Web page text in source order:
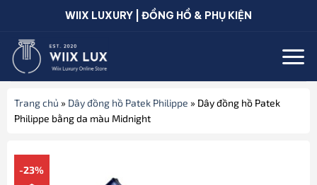
dung
WIIX LUXURY | ĐỒNG HỒ & PHỤ KIỆN
Trang chủ » Dây đồng hồ Patek Philippe » Dây đồng hồ Patek
Philippe bằng da màu Midnight
-23%